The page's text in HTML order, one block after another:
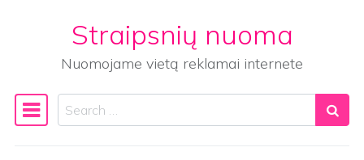
Straipsnių nuoma
Nuomojame vietą reklamai internete
Main Navigation
Search